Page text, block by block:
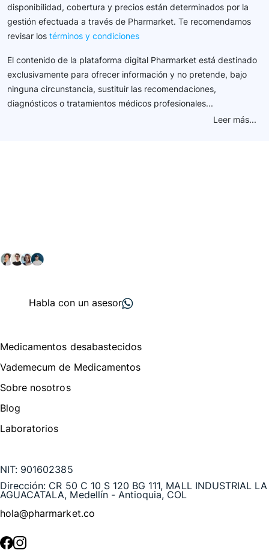
disponibilidad, cobertura y precios están determinados por la
gestión efectuada a través de Pharmarket. Te recomendamos
revisar los términos y condiciones
El contenido de la plataforma digital Pharmarket está destinado
exclusivamente para ofrecer información y no pretende, bajo
ninguna circunstancia, sustituir las recomendaciones,
diagnósticos o tratamientos médicos profesionales...
Leer más...
Habla con un asesor
Medicamentos desabastecidos
Vademecum de Medicamentos
Sobre nosotros
Blog
Laboratorios
NIT: 901602385
Dirección: CR 50 C 10 S 120 BG 111, MALL INDUSTRIAL LA
AGUACATALA, Medellín - Antioquia, COL
hola@pharmarket.co